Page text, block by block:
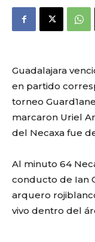
Guadalajara
en partido
torneo
marcaron Uriel
del Necaxa fue
Al minuto 64
conducto de Ian
arquero
vivo dentro del